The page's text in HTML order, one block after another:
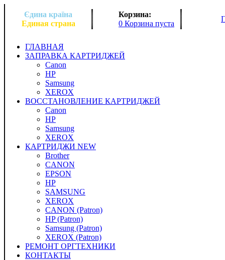
Єдина країна
Единая страна
Корзина:
0 Корзина пуста
ГЛАВНАЯ
ЗАПРАВКА КАРТРИДЖЕЙ
Canon
HP
Samsung
XEROX
ВОССТАНОВЛЕНИЕ КАРТРИДЖЕЙ
Canon
HP
Samsung
XEROX
КАРТРИДЖИ NEW
Brother
CANON
EPSON
HP
SAMSUNG
XEROX
CANON (Patron)
HP (Patron)
Samsung (Patron)
XEROX (Patron)
РЕМОНТ ОРГТЕХНИКИ
КОНТАКТЫ